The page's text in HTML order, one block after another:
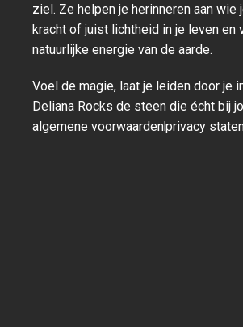
ziel. Ze helpen je herinneren aan wie
kracht of juist lichtheid in je leven en
natuurlijke energie van de aarde.
Voel de magie, laat je leiden door je
Deliana Rocks de steen die écht bij
algemene voorwaardenprivacy